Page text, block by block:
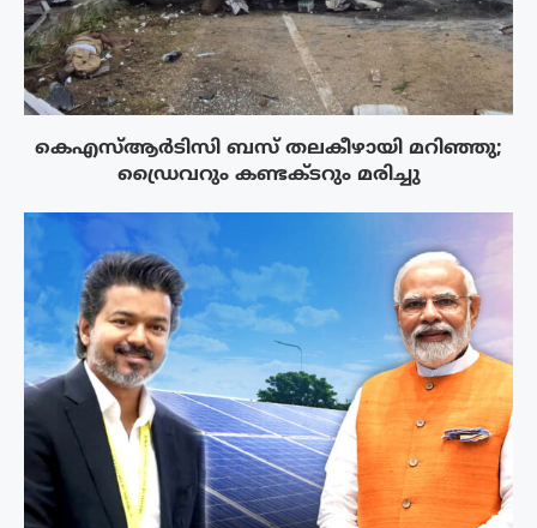
കെഎസ്ആർടിസി ബസ് തലകീഴായി മറിഞ്ഞു;
ഡ്രൈവറും കണ്ടക്ടറും മരിച്ചു